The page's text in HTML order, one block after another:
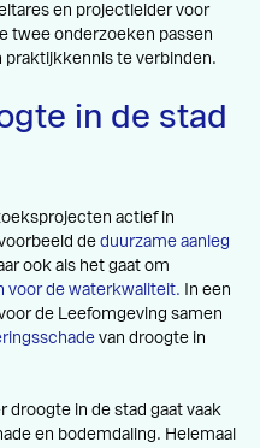
en projectleider voor
twee onderzoeken passen
praktijkkennis te verbinden.
in de stad
actief in
de duurzame aanleg
ook als het gaat om
voor de waterkwaliteit. In een
de Leefomgeving samen
van droogte in
droogte in de stad gaat vaak
en bodemdaling. Helemaal